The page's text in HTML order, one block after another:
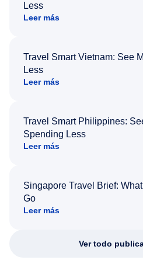
Less
Leer más
Travel Smart Vietnam: See
Less
Leer más
Travel Smart Philippines:
Spending Less
Leer más
Singapore Travel Brief:
Go
Leer más
Ver todo